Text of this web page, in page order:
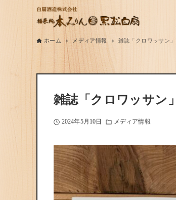
ホーム メディア情報 雑誌「クロワッサン
雑誌「クロワッサン
2024年5月10日 メディア情報